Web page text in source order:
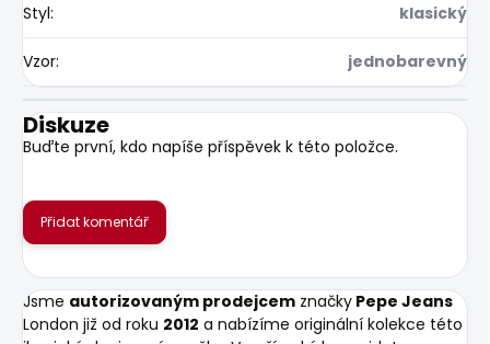
Styl: klasický
Vzor: jednobarevný
Diskuze
Buďte první, kdo napíše příspěvek k této položce.
Přidat komentář
Jsme autorizovaným prodejcem značky Pepe Jeans
London již od roku 2012 a nabízíme originální kolekce této